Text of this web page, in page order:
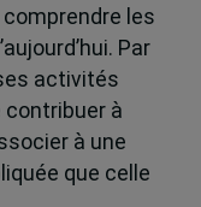
les
Par
activités
contribuer à
à une
que celle